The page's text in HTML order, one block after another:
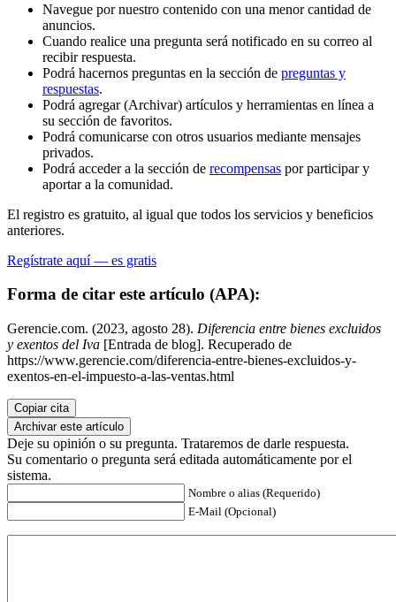
Navegue por nuestro contenido con una menor cantidad de
anuncios.
Cuando realice una pregunta será notificado en su correo al
recibir respuesta.
Podrá hacernos preguntas en la sección de preguntas y
respuestas.
Podrá agregar (Archivar) artículos y herramientas en línea a
su sección de favoritos.
Podrá comunicarse con otros usuarios mediante mensajes
privados.
Podrá acceder a la sección de recompensas por participar y
aportar a la comunidad.
El registro es gratuito, al igual que todos los servicios y beneficios
anteriores.
Regístrate aquí — es gratis
Forma de citar este artículo (APA):
Gerencie.com. (2023, agosto 28). Diferencia entre bienes excluidos
y exentos del Iva [Entrada de blog]. Recuperado de
https://www.gerencie.com/diferencia-entre-bienes-excluidos-y-
exentos-en-el-impuesto-a-las-ventas.html
Copiar cita
Archivar este artículo
Deje su opinión o su pregunta. Trataremos de darle respuesta.
Su comentario o pregunta será editada automáticamente por el
sistema.
Nombre o alias (Requerido)
E-Mail (Opcional)